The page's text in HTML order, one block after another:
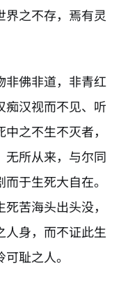
界之不存，焉有灵
非佛非道，非青红
痴汉视而不见、听
之不生不灭者，
无所从来，与尔同
于生死大自在。
苦海头出头没，
人身，而不证此生
耻之人。